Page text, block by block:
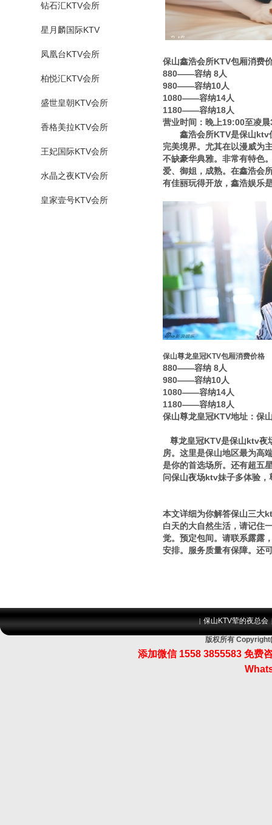
钻石汇KTV会所
星月麟国际KTV
凤凰台KTV会所
柏悦汇KTV会所
盛世皇朝KTV会所
香格美拉KTV会所
王妃国际KTV会所
水晶之夜KTV会所
皇家壹号KTV会所
保山鑫浩会所KTV包厢消费
880——容纳 8人
980——容纳10人
1080——容纳14人
1180——容纳18人
营业时间：晚上19:00至凌
鑫浩会所KTV是保山ktv佳
完美境界。尤其在以漫威为
不缺豪华典雅。非常有特色
爱、御姐，成熟。在鑫浩会
有佳丽玩得开放，鑫浩娱乐
保山尊龙皇冠KTV包厢消费价格
880——容纳 8人
980——容纳10人
1080——容纳14人
1180——容纳18人
保山尊龙皇冠KTV地址：保
尊龙皇冠KTV是保山ktv夜
房。这里是保山地区最为高
是你的首选场所。还有超五
问保山夜场ktv妹子多体验
本文详细为你解答保山三大
白天的大自然生活，请记住
觉。预定包间。请联系露露
安排。服务质量有保障。还
|保山KTV荤的夜总会
版权所有
添加微信 1558 3855583 免费